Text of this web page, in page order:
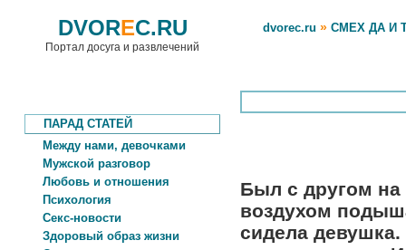
DVOREC.RU
Портал досуга и развлечений
dvorec.ru » СМЕХ ДА И
ПАРАД СТАТЕЙ
Между нами, девочками
Мужской разговор
Любовь и отношения
Психология
Секс-новости
Здоровый образ жизни
Был с другом на
воздухом
сидела